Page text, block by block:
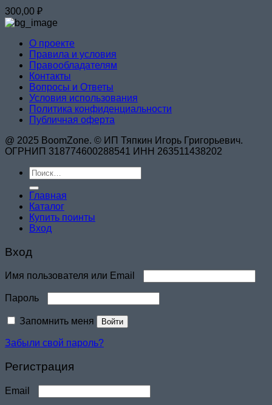
300,00 ₽
О проекте
Правила и условия
Правообладателям
Контакты
Вопросы и Ответы
Условия использования
Политика конфиденциальности
Публичная оферта
@ 2025 BoomZone. © ИП Тяпкин Игорь Григорьевич.
ОГРНИП 318774600288541 ИНН 263511438202
Искать:
Главная
Каталог
Купить поинты
Вход
Вход
Имя пользователя или Email
Пароль
Запомнить меня Войти
Забыли свой пароль?
Регистрация
Email